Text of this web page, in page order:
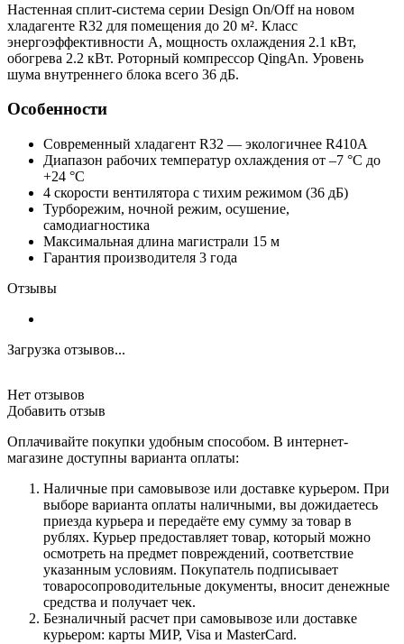
Настенная сплит-система серии Design On/Off на новом
хладагенте R32 для помещения до 20 м². Класс
энергоэффективности A, мощность охлаждения 2.1 кВт,
обогрева 2.2 кВт. Роторный компрессор QingAn. Уровень
шума внутреннего блока всего 36 дБ.
Особенности
Современный хладагент R32 — экологичнее R410A
Диапазон рабочих температур охлаждения от –7 °C до
+24 °C
4 скорости вентилятора с тихим режимом (36 дБ)
Турборежим, ночной режим, осушение,
самодиагностика
Максимальная длина магистрали 15 м
Гарантия производителя 3 года
Отзывы
Загрузка отзывов...
Нет отзывов
Добавить отзыв
Оплачивайте покупки удобным способом. В интернет-
магазине доступны варианта оплаты:
Наличные при самовывозе или доставке курьером. При
выборе варианта оплаты наличными, вы дожидаетесь
приезда курьера и передаёте ему сумму за товар в
рублях. Курьер предоставляет товар, который можно
осмотреть на предмет повреждений, соответствие
указанным условиям. Покупатель подписывает
товаросопроводительные документы, вносит денежные
средства и получает чек.
Безналичный расчет при самовывозе или доставке
курьером: карты МИР, Visa и MasterCard.